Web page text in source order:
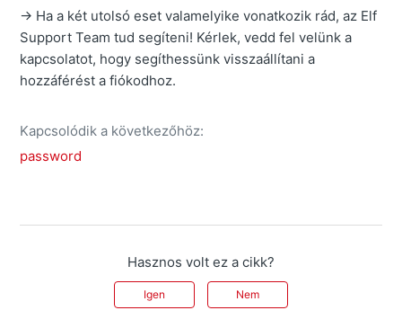
→ Ha a két utolsó eset valamelyike vonatkozik rád, az Elf
Support Team tud segíteni! Kérlek, vedd fel velünk a
kapcsolatot, hogy segíthessünk visszaállítani a
hozzáférést a fiókodhoz.
Kapcsolódik a következőhöz:
password
Hasznos volt ez a cikk?
Igen Nem